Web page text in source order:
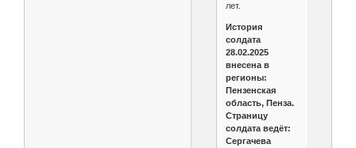
лет.
История
солдата
28.02.2025
внесена в
регионы:
Пензенская
область, Пенза.
Страницу
солдата ведёт:
Сергачева